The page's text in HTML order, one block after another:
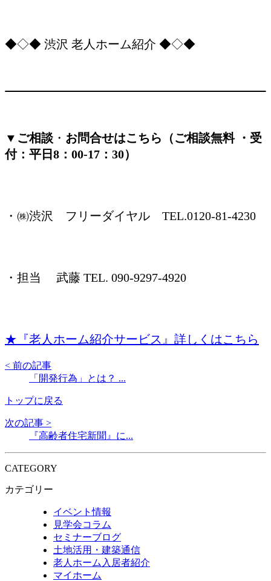
◆◇◆ 渋沢 老人ホーム紹介 ◆◇◆
▼ご相談 ・ お問合せはこちら（ご相談無料 ・受
付：平日8：00-17：30）
・㈱渋沢 フリーダイヤル TEL.0120-81-4230
・担当 武藤 TEL. 090-9297-4920
★『老人ホーム紹介サービス』詳しくはこちら
< 前の記事
「開発行為」とは？ ...
トップに戻る
次の記事 >
『高齢者住宅新聞』に...
CATEGORY
カテゴリー
イベント情報
見学会コラム
セミナーブログ
土地活用・建築通信
老人ホーム入居者紹介
マイホーム